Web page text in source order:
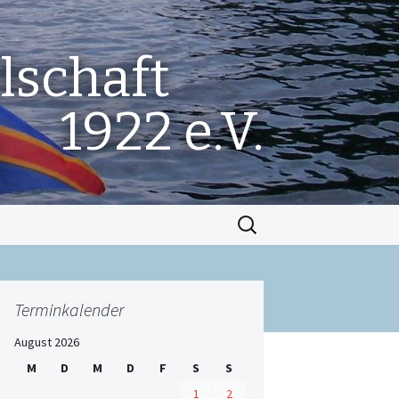
1922 e.V.
Suchen
nach:
Terminkalender
August 2026
M
D M D F S
S
1
2